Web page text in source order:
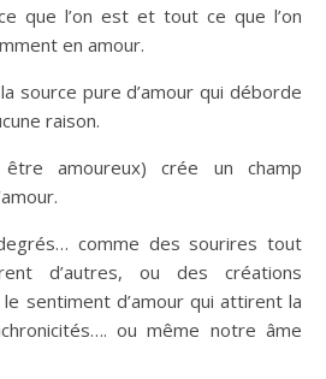
que l’on est et tout ce que l’on
en amour.
source pure d’amour qui déborde
raison.
amoureux) crée un champ
comme des sourires tout
d’autres, ou des créations
sentiment d’amour qui attirent la
ou même notre âme